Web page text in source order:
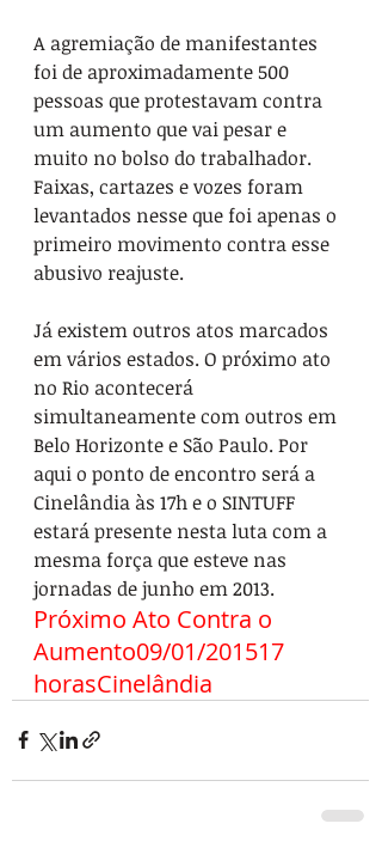
A agremiação de manifestantes
foi de aproximadamente 500
pessoas que protestavam contra
um aumento que vai pesar e
muito no bolso do trabalhador.
Faixas, cartazes e vozes foram
levantados nesse que foi apenas o
primeiro movimento contra esse
abusivo reajuste.
Já existem outros atos marcados
em vários estados. O próximo ato
no Rio acontecerá
simultaneamente com outros em
Belo Horizonte e São Paulo. Por
aqui o ponto de encontro será a
Cinelândia às 17h e o SINTUFF
estará presente nesta luta com a
mesma força que esteve nas
jornadas de junho em 2013.
Próximo Ato Contra o
Aumento09/01/201517
horasCinelândia